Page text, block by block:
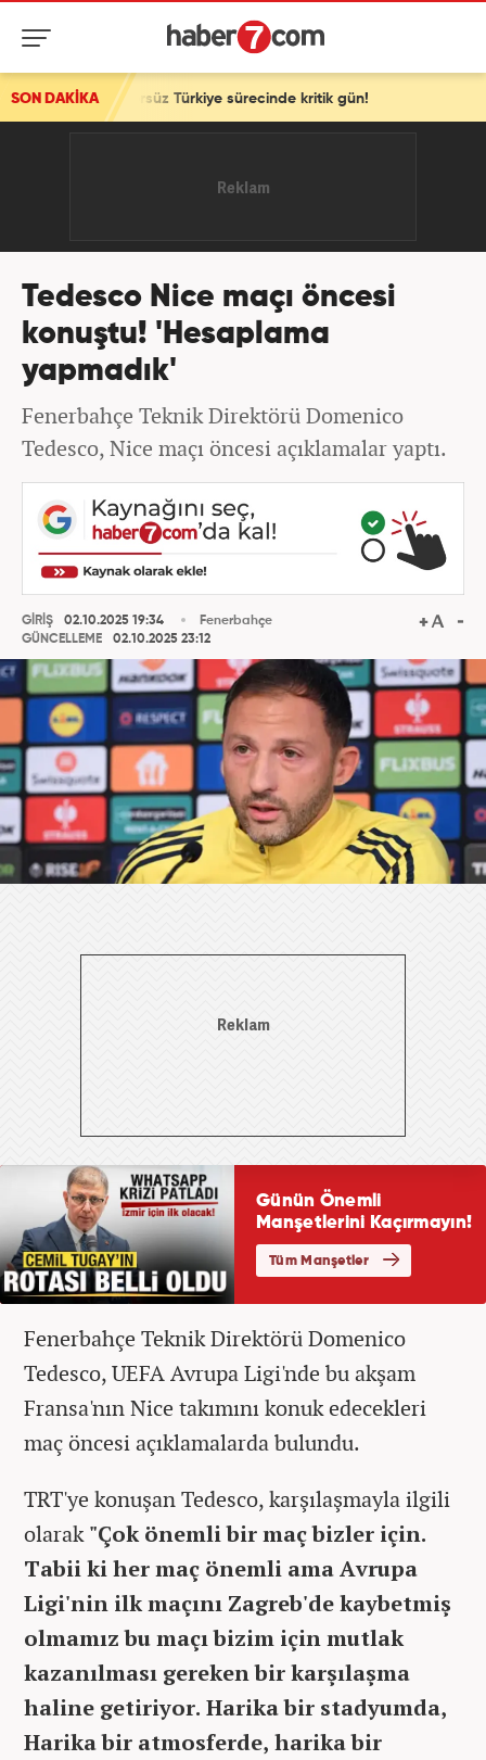
SON DAKİKA
Terörsüz Türkiye sürecinde kritik gün!
Tedesco Nice maçı öncesi
konuştu! 'Hesaplama
yapmadık'
Fenerbahçe Teknik Direktörü Domenico
Tedesco, Nice maçı öncesi açıklamalar yaptı.
GİRİŞ
02.10.2025 19:34
GÜNCELLEME
02.10.2025 23:12
Fenerbahçe
Fenerbahçe Teknik Direktörü Domenico
Tedesco, UEFA Avrupa Ligi'nde bu akşam
Fransa'nın Nice takımını konuk edecekleri
maç öncesi açıklamalarda bulundu.
TRT'ye konuşan Tedesco, karşılaşmayla ilgili
olarak"Çok önemli bir maç bizler için.
Tabii ki her maç önemli ama Avrupa
Ligi'nin ilk maçını Zagreb'de kaybetmiş
olmamız bu maçı bizim için mutlak
kazanılması gereken bir karşılaşma
haline getiriyor. Harika bir stadyumda,
Harika bir atmosferde, harika bir